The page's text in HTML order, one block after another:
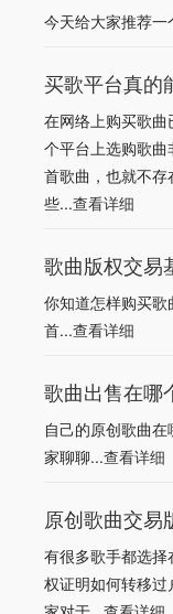
今天给大家推荐一
买歌平台真的
在网络上购买歌
个平台上选购歌
首歌曲，也就不
些...查看详细
歌曲版权交易
你知道怎样购买
首...查看详细
歌曲出售在哪
自己的原创歌曲
家聊聊...查看详细
原创歌曲交易
有很多歌手都选
权证明如何转移